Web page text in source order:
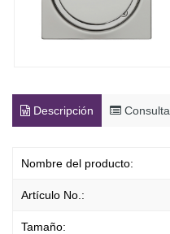
Descripción Consulta
Nombre del producto:
Artículo No.:
Tamaño: